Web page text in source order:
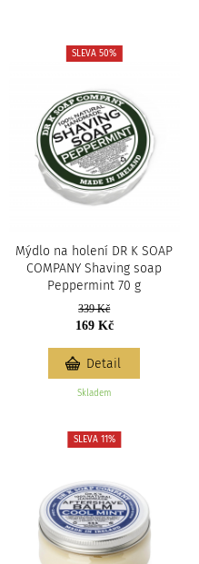
Mýdlo na holení DR K SOAP
COMPANY Shaving soap
Peppermint 70 g
SLEVA 50%
339 Kč
169 Kč
Skladem
Detail
SLEVA 11%